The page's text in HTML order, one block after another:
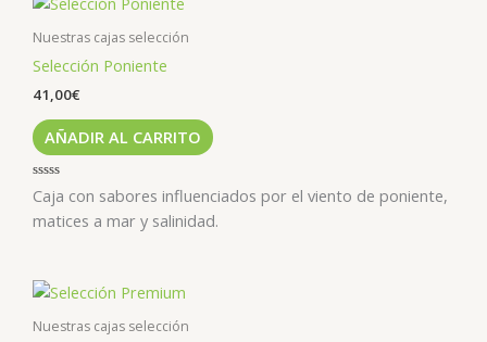
Nuestras cajas selección
Selección Poniente
41,00€
AÑADIR AL CARRITO
Valorado
con
0
de
Caja con sabores influenciados por el viento de poniente,
matices a mar y salinidad.
Nuestras cajas selección